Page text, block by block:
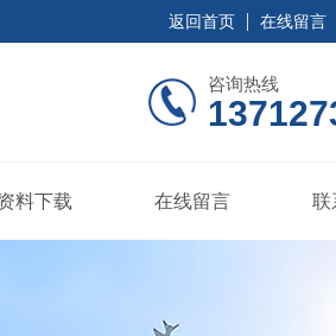
返回首页 在线留言
咨询热线
料下载 在线留言 联